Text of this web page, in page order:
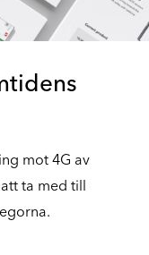
mot 4G av
ta med till